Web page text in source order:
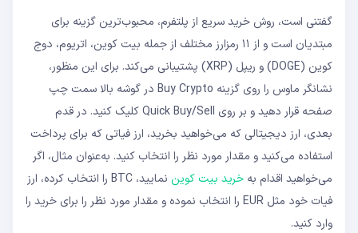
گفتنی است، روش خرید سریع از پلتفرم، محبوب‌ترین گزینه برای
مبتدیان است و از ۱۱ رمزارز مختلف از جمله بیت‌ کوین، اتریوم، دوج‌
کوین (DOGE) و ریپل (XRP) پشتیبانی می‌کند. برای این منظور،
نشانگر ماوس را روی گزینه Buy Crypto در گوشه بالا سمت چپ
صفحه قرار دهید و بر روی Quick Buy/Sell کلیک کنید. در قدم
بعدی، ارز دیجیتالی که می‌خواهید بخرید، ارز فیاتی که برای پرداخت
استفاده می‌کنید و مقدار مورد نظر را انتخاب کنید. به‌عنوان مثال، اگر
می‌خواهید اقدام به خرید بیت‌ کوین
نمایید، BTC را انتخاب کرده، ارز
فیات خود مثل EUR را انتخاب نموده و مقدار مورد نظر را برای خرید را
وارد کنید.